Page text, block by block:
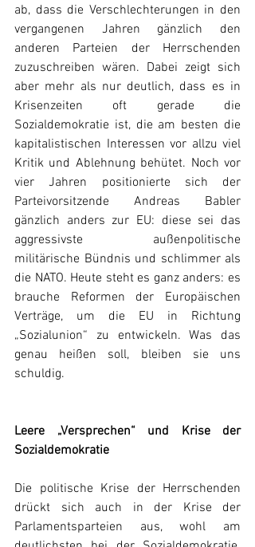
ab, dass die Verschlechterungen in den
vergangenen Jahren gänzlich den
anderen Parteien der Herrschenden
zuzuschreiben wären. Dabei zeigt sich
aber mehr als nur deutlich, dass es in
Krisenzeiten oft gerade die
Sozialdemokratie ist, die am besten die
kapitalistischen Interessen vor allzu viel
Kritik und Ablehnung behütet. Noch vor
vier Jahren positionierte sich der
Parteivorsitzende Andreas Babler
gänzlich anders zur EU: diese sei das
aggressivste außenpolitische
militärische Bündnis und schlimmer als
die NATO. Heute steht es ganz anders: es
brauche Reformen der Europäischen
Verträge, um die EU in Richtung
„Sozialunion“ zu entwickeln. Was das
genau heißen soll, bleiben sie uns
schuldig.
Leere „Versprechen“ und Krise der
Sozialdemokratie
Die politische Krise der Herrschenden
drückt sich auch in der Krise der
Parlamentsparteien aus, wohl am